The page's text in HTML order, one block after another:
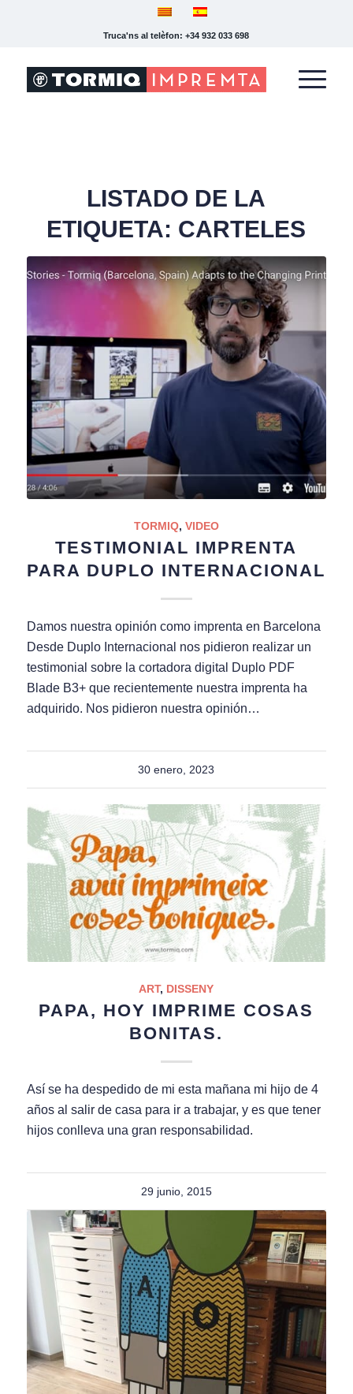
Truca'ns al telèfon: +34 932 033 698
LISTADO DE LA
ETIQUETA: CARTELES
TORMIQ, VIDEO
TESTIMONIAL IMPRENTA
PARA DUPLO INTERNACIONAL
Damos nuestra opinión como imprenta en Barcelona
Desde Duplo Internacional nos pidieron realizar un
testimonial sobre la cortadora digital Duplo PDF
Blade B3+ que recientemente nuestra imprenta ha
adquirido. Nos pidieron nuestra opinión…
30 enero, 2023
ART, DISSENY
PAPA, HOY IMPRIME COSAS
BONITAS.
Así se ha despedido de mi esta mañana mi hijo de 4
años al salir de casa para ir a trabajar, y es que tener
hijos conlleva una gran responsabilidad.
29 junio, 2015